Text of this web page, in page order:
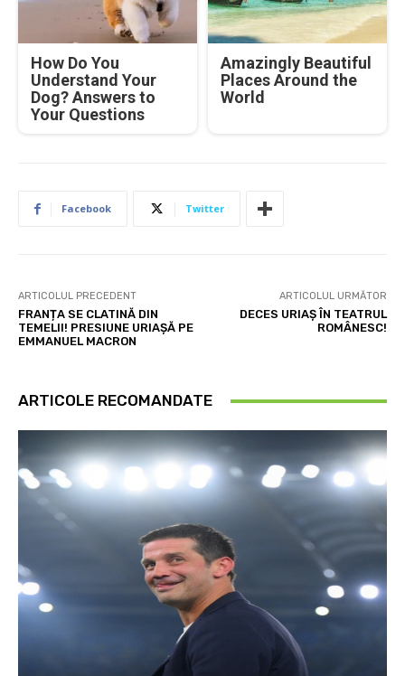
How Do You
Understand Your
Dog? Answers to
Your Questions
Amazingly Beautiful
Places Around the
World
Facebook Twitter
ARTICOLUL PRECEDENT
FRANȚA SE CLATINĂ DIN
TEMELII! PRESIUNE URIAȘĂ PE
EMMANUEL MACRON
ARTICOLUL URMĂTOR
DECES URIAȘ ÎN TEATRUL
ROMÂNESC!
ARTICOLE RECOMANDATE